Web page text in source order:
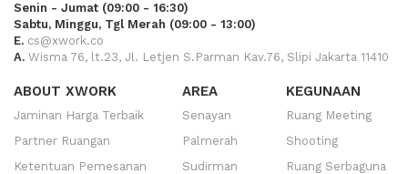
Senin - Jumat (09:00 - 16:30)
Sabtu, Minggu, Tgl Merah (09:00 - 13:00)
E. cs@xwork.co
A. Wisma 76, lt.23, Jl. Letjen S.Parman Kav.76, Slipi Jakarta 11410
ABOUT XWORK
Jaminan Harga Terbaik
Partner Ruangan
Ketentuan Pemesanan
AREA
Senayan
Palmerah
Sudirman
KEGUNAAN
Ruang Meeting
Shooting
Ruang Serbaguna